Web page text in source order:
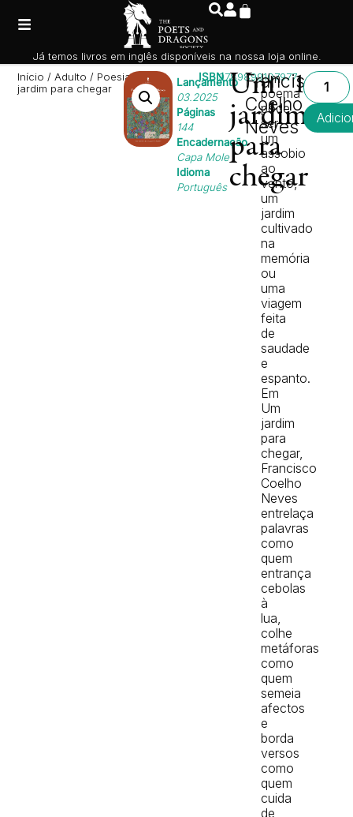
Início / Adulto / Poesia/ Um
jardim para chegar
Lançamento
03.2025
Páginas
144
Encadernação
Capa Mole
Idioma
Português
ISBN9789899107977
Um
jardim
para
chegar
Francisco
Coelho
Neves
Um
poema
pode
ser
um
assobio
ao
vento,
um
jardim
cultivado
na
memória
ou
uma
viagem
feita
de
saudade
e
espanto.
Em
Um
jardim
para
chegar,
Francisco
Coelho
Neves
entrelaça
palavras
como
quem
entrança
cebolas
à
lua,
colhe
metáforas
como
quem
semeia
afectos
e
borda
versos
como
quem
cuida
de
14,00
Já temos livros em inglês disponíveis na nossa loja online.